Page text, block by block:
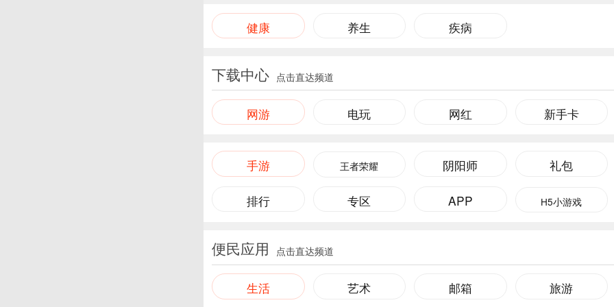
健康 养生 疾病
下载中心 点击直达频道
网游 电玩 网红 新手卡
手游 王者荣耀 阴阳师 礼包
排行 专区 APP H5小游戏
便民应用 点击直达频道
生活 艺术 邮箱 旅游